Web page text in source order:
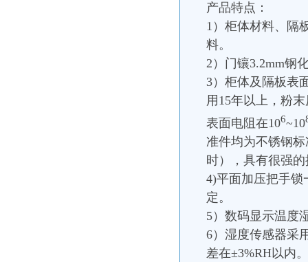
产品特点：
1）柜体材料、隔
料。
2）门镶3.2mm钢
3）柜体及隔板表
用15年以上，粉
表面电阻在106~10
准件均为不锈钢
时），具有很强
4)平面加压把手
定。
5）数码显示温度
6）湿度传感器采
差在±3%RH以内